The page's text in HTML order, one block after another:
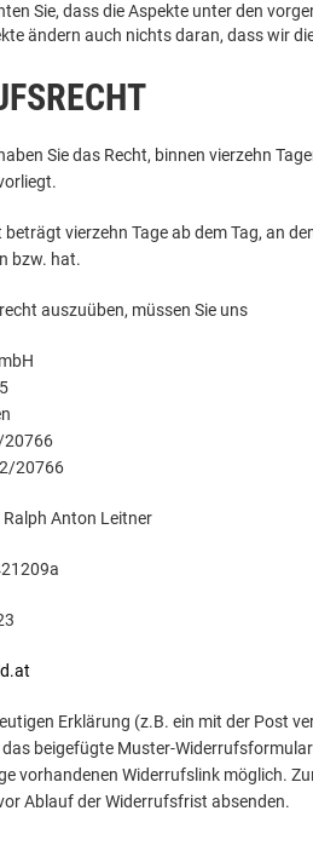
Sie, dass die Aspekte unter den
ändern auch nichts daran, dass wir
Sie das Recht, binnen vierzehn
vierzehn Tage ab dem Tag, an
bzw. hat.
auszuüben, müssen Sie uns
20766
20766
Anton Leitner
Erklärung (z.B. ein mit der Post
beigefügte Muster-
vorhandenen Widerrufslink möglich.
Ablauf der Widerrufsfrist absenden.